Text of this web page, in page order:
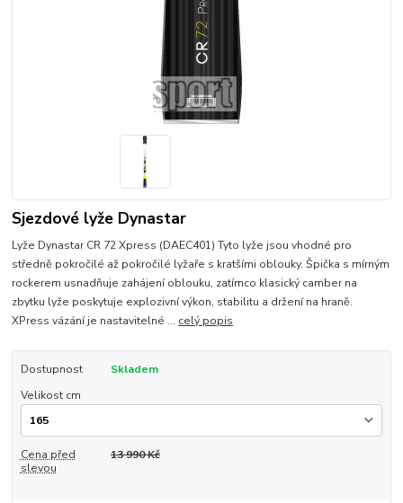
Sjezdové lyže Dynastar
Lyže Dynastar CR 72 Xpress (DAEC401) Tyto lyže jsou vhodné pro
středně pokročilé až pokročilé lyžaře s kratšími oblouky. Špička s mírným
rockerem usnadňuje zahájení oblouku, zatímco klasický camber na
zbytku lyže poskytuje explozivní výkon, stabilitu a držení na hraně.
XPress vázání je nastavitelné ... celý popis
Dostupnost
Skladem
Velikost cm
Cena před
slevou
13 990 Kč